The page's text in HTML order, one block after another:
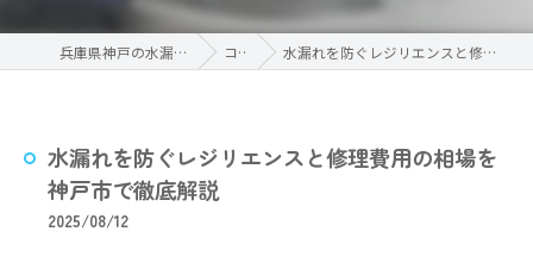
兵庫県神戸の水漏れならM'sサービス コラム 水漏れを防ぐレジリエンスと修理費用の相場を神戸市で徹底解説
水漏れを防ぐレジリエンスと修理費用の相場を
神戸市で徹底解説
2025/08/12